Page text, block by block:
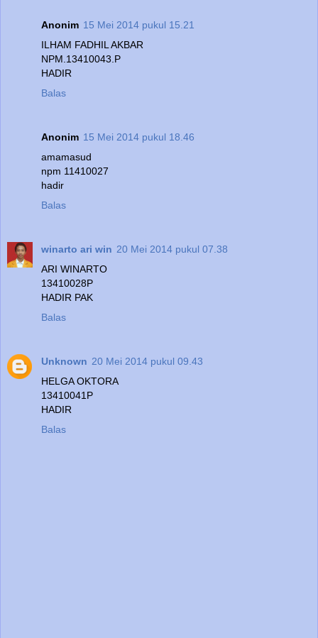
Anonim 15 Mei 2014 pukul 15.21
ILHAM FADHIL AKBAR
NPM.13410043.P
HADIR
Balas
Anonim 15 Mei 2014 pukul 18.46
amamasud
npm 11410027
hadir
Balas
winarto ari win 20 Mei 2014 pukul 07.38
ARI WINARTO
13410028P
HADIR PAK
Balas
Unknown 20 Mei 2014 pukul 09.43
HELGA OKTORA
13410041P
HADIR
Balas